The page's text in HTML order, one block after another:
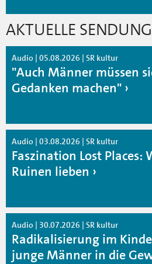
AKTUELLE
Audio | 05.08.2026 | SR kultur
"Auch Männer müssen
Gedanken machen"
Audio | 03.08.2026 | SR kultur
Faszination Lost Places:
Ruinen lieben
Audio | 30.07.2026 | SR kultur
Radikalisierung im
junge Männer in die